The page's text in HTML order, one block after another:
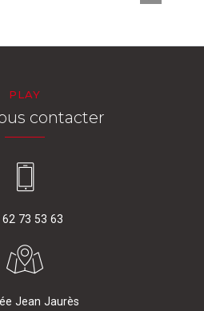
PLAY
contacter
62 73 53 63
Jean Jaurès